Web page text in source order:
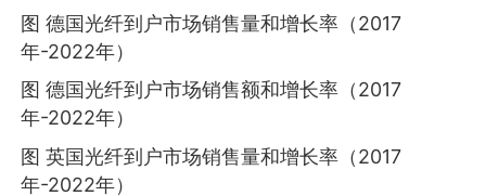
图 德国光纤到户市场销售量和增长率（2017
年-2022年）
图 德国光纤到户市场销售额和增长率（2017
年-2022年）
图 英国光纤到户市场销售量和增长率（2017
年-2022年）